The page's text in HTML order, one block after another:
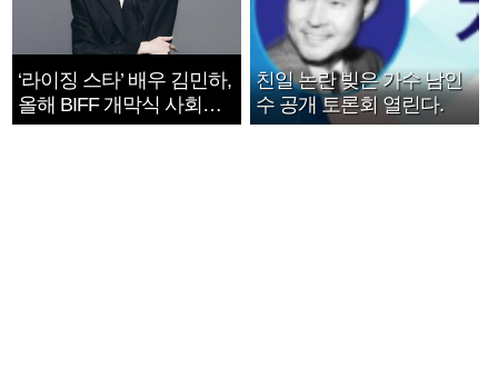
‘라이징 스타’ 배우 김민하,
올해 BIFF 개막식 사회자
확정
친일 논란 빚은 가수 남인
수 공개 토론회 열린다.